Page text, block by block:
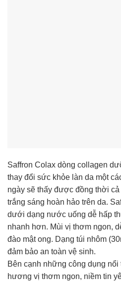
Saffron Colax dòng collagen
thay đổi sức khỏe làn da một
ngày sẽ thấy được đồng thời
trắng sáng hoàn hảo trên da.
dưới dạng nước uống dễ hấp
nhanh hơn. Mùi vị thơm ngon,
đào mật ong. Dạng túi nhôm
đảm bảo an toàn vệ sinh.
Bên cạnh những công dụng nổi
hương vị thơm ngon, niềm tin